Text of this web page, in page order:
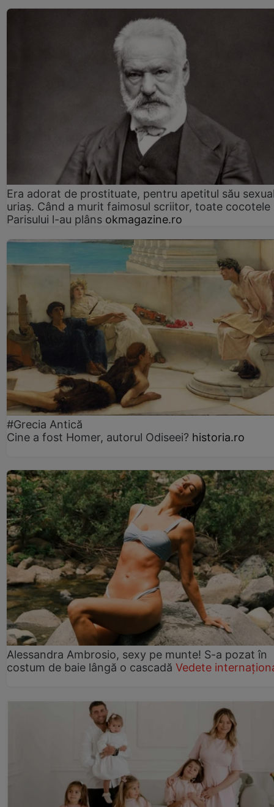
Era adorat de prostituate, pentru apetitul său
uriaș. Când a murit faimosul scriitor, toate cocotele
Parisului l-au plâns okmagazine.ro
#Grecia Antică
Cine a fost Homer, autorul Odiseei? historia.ro
Alessandra Ambrosio, sexy pe munte! S-a pozat în
costum de baie lângă o cascadă Vedete